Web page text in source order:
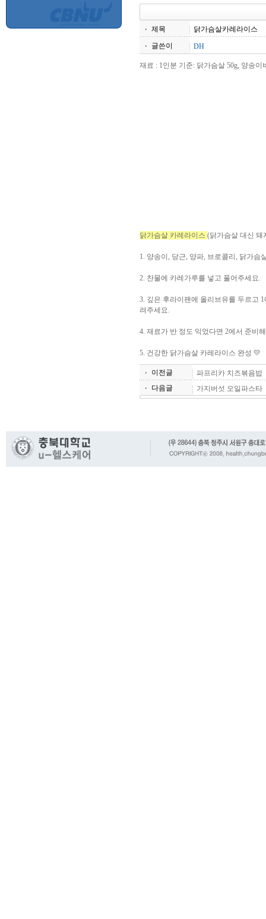
제목
닭가슴살카레라이스
글쓴이
DH
재료 : 1인분 기준: 닭가슴살 50g, 양송이
닭가슴살 카레라이스 (닭가슴살 대신 돼
1. 양송이, 당근, 양파, 브로콜리, 닭가슴
2. 찬물에 카레가루를 넣고 풀어주세요.
3. 깊은 후라이팬에 올리브유를 두르고
려주세요.
4. 재료가 반 정도 익었다면 2에서 준비
5. 건강한 닭가슴살 카레라이스 완성 💛
이전글
파프리카 치즈볶음밥
다음글
가지버섯 오일파스타